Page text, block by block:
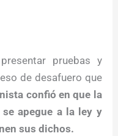
pruebas y
de desafuero que
confió en que la
se apegue a la ley y
sus dichos.